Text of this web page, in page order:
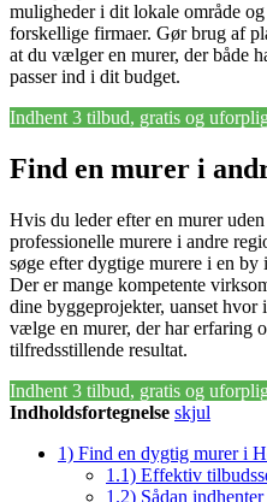
muligheder i dit lokale område
forskellige firmaer. Gør brug af
at du vælger en murer, der både
passer ind i dit budget.
Indhent 3 tilbud, gratis og
Find en murer i
Hvis du leder efter en murer
professionelle murere i andre
søge efter dygtige murere i en by i
Der er mange kompetente
dine byggeprojekter, uanset
vælge en murer, der har erfaring
tilfredsstillende resultat.
Indhent 3 tilbud, gratis og
Indholdsfortegnelse skjul
1) Find en dygtig murer i
1.1) Effektiv
1.2) Sådan